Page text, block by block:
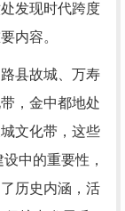
发现时代跨度
内容。
县故城、万寿
，金中都地处
文化带，这些
中的重要性，
历史内涵，活